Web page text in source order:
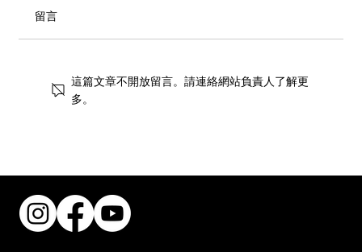
留言
這篇文章不開放留言。請連絡網站負責人了解更
多。